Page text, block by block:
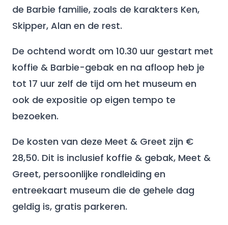
de Barbie familie, zoals de karakters Ken,
Skipper, Alan en de rest.
De ochtend wordt om 10.30 uur gestart met
koffie & Barbie-gebak en na afloop heb je
tot 17 uur zelf de tijd om het museum en
ook de expositie op eigen tempo te
bezoeken.
De kosten van deze Meet & Greet zijn €
28,50. Dit is inclusief koffie & gebak, Meet &
Greet, persoonlijke rondleiding en
entreekaart museum die de gehele dag
geldig is, gratis parkeren.